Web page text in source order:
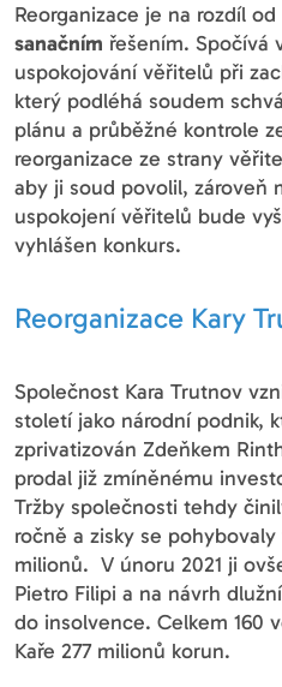
Reorganizace je na rozdíl
sanačním řešením. Spočívá
uspokojování věřitelů při
který podléhá soudem
plánu a průběžné kontrole
reorganizace ze strany
aby ji soud povolil, zároveň
uspokojení věřitelů bude
vyhlášen konkurs.
Reorganizace Kary
Společnost Kara Trutnov
století jako národní podnik,
zprivatizován Zdeňkem
prodal již zmíněnému
Tržby společnosti tehdy
ročně a zisky se
milionů. V únoru 2021 ji
Pietro Filipi a na návrh
do insolvence. Celkem 160
Kaře 277 milionů korun.